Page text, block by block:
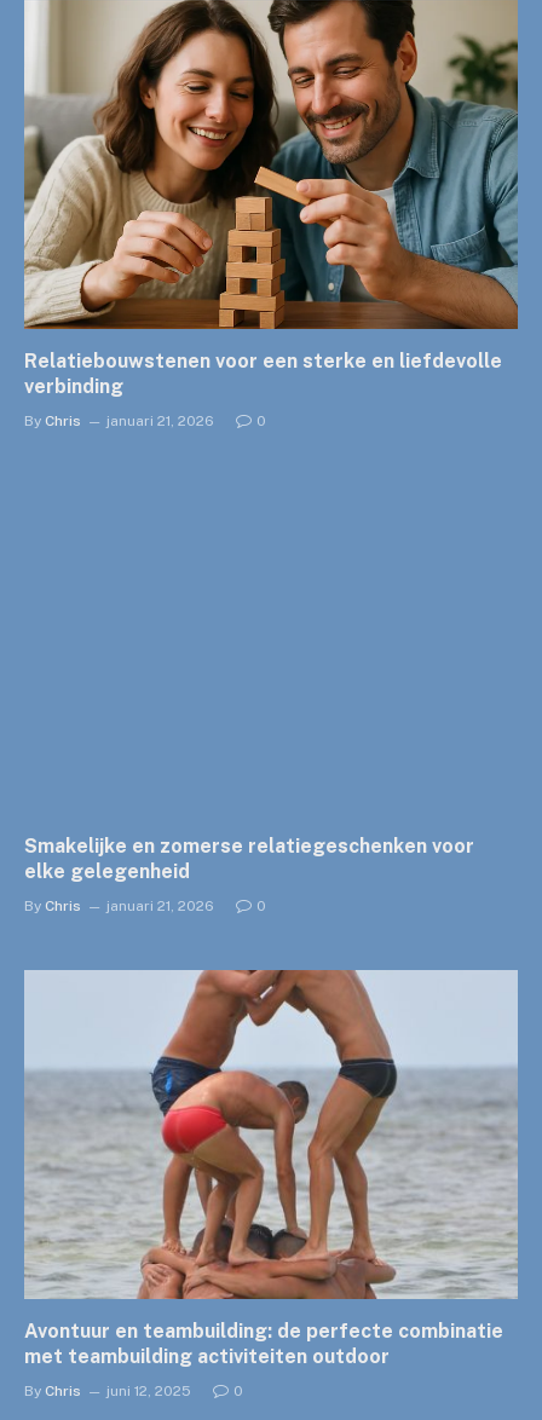
Relatiebouwstenen voor een sterke en liefdevolle
verbinding
By Chris januari 21, 2026 0
Smakelijke en zomerse relatiegeschenken voor
elke gelegenheid
By Chris januari 21, 2026 0
Avontuur en teambuilding: de perfecte combinatie
met teambuilding activiteiten outdoor
By Chris juni 12, 2025 0